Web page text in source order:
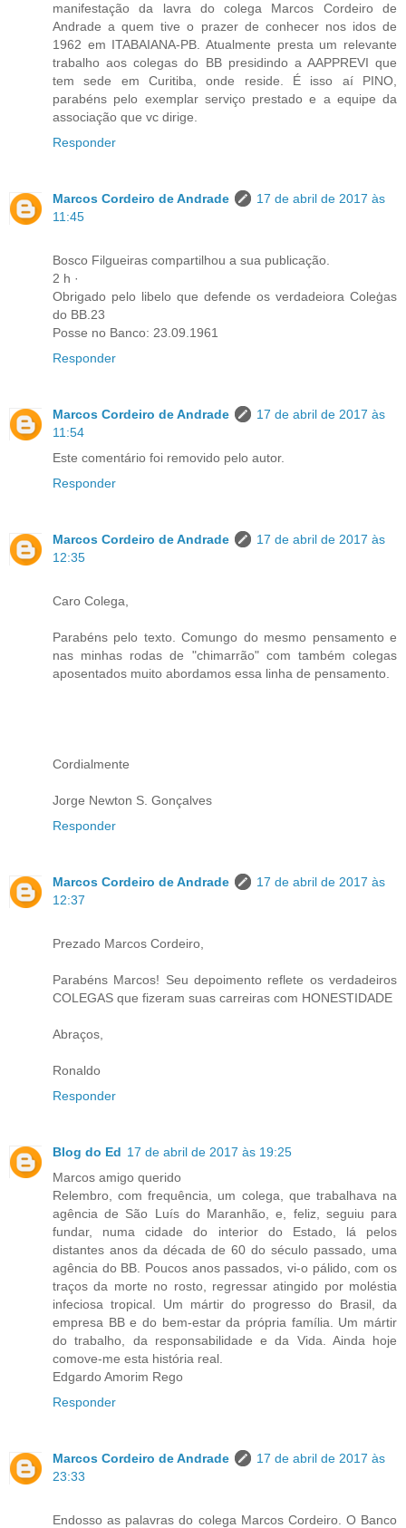
manifestação da lavra do colega Marcos Cordeiro de
Andrade a quem tive o prazer de conhecer nos idos de
1962 em ITABAIANA-PB. Atualmente presta um relevante
trabalho aos colegas do BB presidindo a AAPPREVI que
tem sede em Curitiba, onde reside. É isso aí PINO,
parabéns pelo exemplar serviço prestado e a equipe da
associação que vc dirige.
Responder
Marcos Cordeiro de Andrade
17 de abril de 2017 às
11:45
Bosco Filgueiras compartilhou a sua publicação.
2 h ·
Obrigado pelo libelo que defende os verdadeiora Coleģas
do BB.23
Posse no Banco: 23.09.1961
Responder
Marcos Cordeiro de Andrade
17 de abril de 2017 às
11:54
Este comentário foi removido pelo autor.
Responder
Marcos Cordeiro de Andrade
17 de abril de 2017 às
12:35
Caro Colega,
Parabéns pelo texto. Comungo do mesmo pensamento e
nas minhas rodas de "chimarrão" com também colegas
aposentados muito abordamos essa linha de pensamento.
Cordialmente
Jorge Newton S. Gonçalves
Responder
Marcos Cordeiro de Andrade
17 de abril de 2017 às
12:37
Prezado Marcos Cordeiro,
Parabéns Marcos! Seu depoimento reflete os verdadeiros
COLEGAS que fizeram suas carreiras com HONESTIDADE
Abraços,
Ronaldo
Responder
Blog do Ed 17 de abril de 2017 às 19:25
Marcos amigo querido
Relembro, com frequência, um colega, que trabalhava na
agência de São Luís do Maranhão, e, feliz, seguiu para
fundar, numa cidade do interior do Estado, lá pelos
distantes anos da década de 60 do século passado, uma
agência do BB. Poucos anos passados, vi-o pálido, com os
traços da morte no rosto, regressar atingido por moléstia
infeciosa tropical. Um mártir do progresso do Brasil, da
empresa BB e do bem-estar da própria família. Um mártir
do trabalho, da responsabilidade e da Vida. Ainda hoje
comove-me esta história real.
Edgardo Amorim Rego
Responder
Marcos Cordeiro de Andrade
17 de abril de 2017 às
23:33
Endosso as palavras do colega Marcos Cordeiro. O Banco